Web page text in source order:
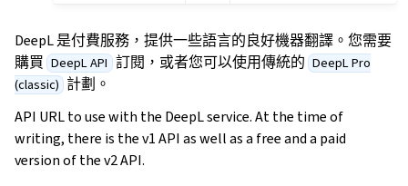
DeepL 是付費服務，提供一些語言的良好機器翻譯。您需要
購買 DeepL API 訂閱，或者您可以使用傳統的 DeepL Pro
(classic) 計劃。
API URL to use with the DeepL service. At the time of
writing, there is the v1 API as well as a free and a paid
version of the v2 API.